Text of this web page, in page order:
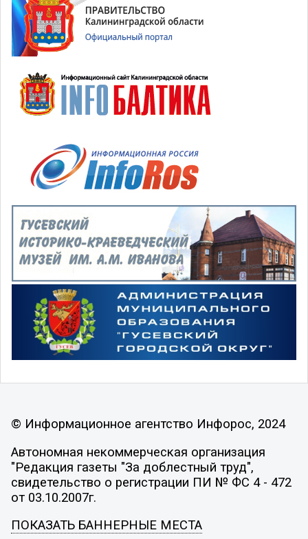
© Информационное агентство Инфорос, 2024
Автономная некоммерческая организация
"Редакция газеты "За доблестный труд",
свидетельство о регистрации ПИ № ФС 4 - 472
от 03.10.2007г.
ПОКАЗАТЬ БАННЕРНЫЕ МЕСТА